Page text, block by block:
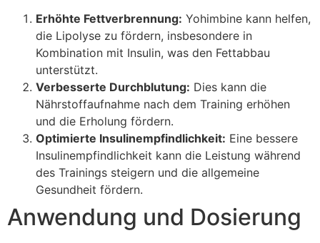
Erhöhte Fettverbrennung: Yohimbine kann helfen,
die Lipolyse zu fördern, insbesondere in
Kombination mit Insulin, was den Fettabbau
unterstützt.
Verbesserte Durchblutung: Dies kann die
Nährstoffaufnahme nach dem Training erhöhen
und die Erholung fördern.
Optimierte Insulinempfindlichkeit: Eine bessere
Insulinempfindlichkeit kann die Leistung während
des Trainings steigern und die allgemeine
Gesundheit fördern.
Anwendung und Dosierung